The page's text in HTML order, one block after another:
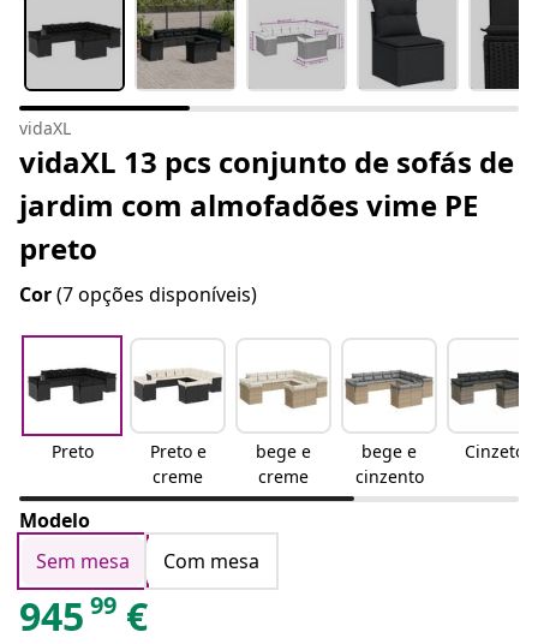
vidaXL
vidaXL 13 pcs conjunto de sofás de
jardim com almofadões vime PE
preto
Cor(7 opções disponíveis)
Preto
Preto e
creme
bege e
creme
bege e
cinzento
Cinzeto
Modelo
Sem mesa
Com mesa
945 99 €